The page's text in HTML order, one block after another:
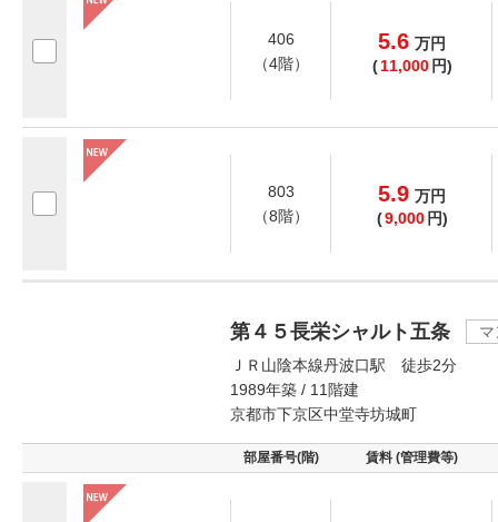
406
（4階）
5.6 万円
( 11,000 円)
803
（8階）
5.9 万円
(9,000 円)
第４５長栄シャルト五条
ＪＲ山陰本線丹波口駅 徒歩2分
1989年築 / 11階建
京都市下京区中堂寺坊城町
部屋番号(階) 賃料 (管理費等)